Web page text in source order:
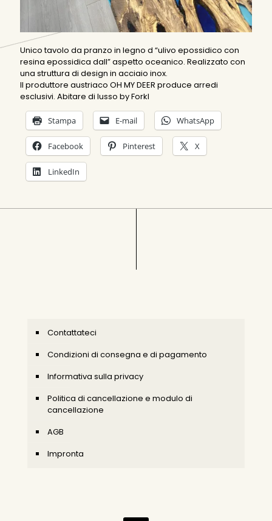
Unico tavolo da pranzo in legno d “ulivo epossidico con
resina epossidica dall” aspetto oceanico. Realizzato con
una struttura di design in acciaio inox.
Il produttore austriaco OH MY DEER produce arredi
esclusivi. Abitare di lusso by Forkl
Stampa E-mail WhatsApp
Facebook Pinterest X
LinkedIn
Contattateci
Condizioni di consegna e di pagamento
Informativa sulla privacy
Politica di cancellazione e modulo di
cancellazione
AGB
Impronta